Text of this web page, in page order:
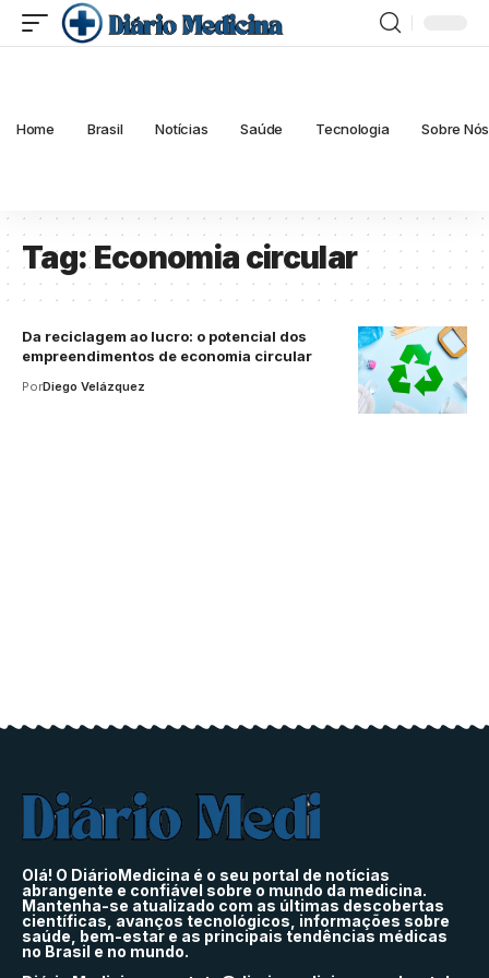
Home Brasil Notícias Saúde Tecnologia Sobre Nós
Tag:Economia circular
Da reciclagem ao lucro: o potencial dos
empreendimentos de economia circular
PorDiego Velázquez
Olá! O DiárioMedicina é o seu portal de notícias
abrangente e confiável sobre o mundo da medicina.
Mantenha-se atualizado com as últimas descobertas
científicas, avanços tecnológicos, informações sobre
saúde, bem-estar e as principais tendências médicas
no Brasil e no mundo.